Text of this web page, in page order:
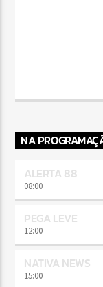
NA
ALERTA 88
08:00
PEGA LEVE
12:00
NATIVA NEWS
15:00